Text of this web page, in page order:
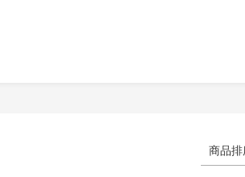
商品